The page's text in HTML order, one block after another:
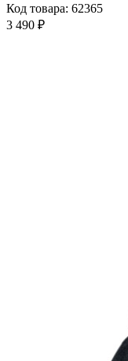
Код товара: 62365
3 490 ₽